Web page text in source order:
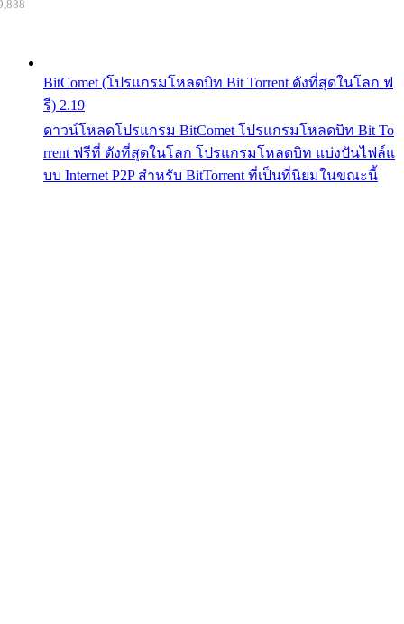
BitComet (โปรแกรมโหลดบิท Bit Torrent ดังที่สุดในโลก ฟ
รี) 2.19
ดาวน์โหลดโปรแกรม BitComet โปรแกรมโหลดบิท Bit To
rrent ฟรีที่ ดังที่สุดในโลก โปรแกรมโหลดบิท แบ่งปันไฟล์แ
บบ Internet P2P สำหรับ BitTorrent ที่เป็นที่นิยมในขณะนี้